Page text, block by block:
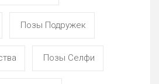
Позы Подружек
Позы Селфи